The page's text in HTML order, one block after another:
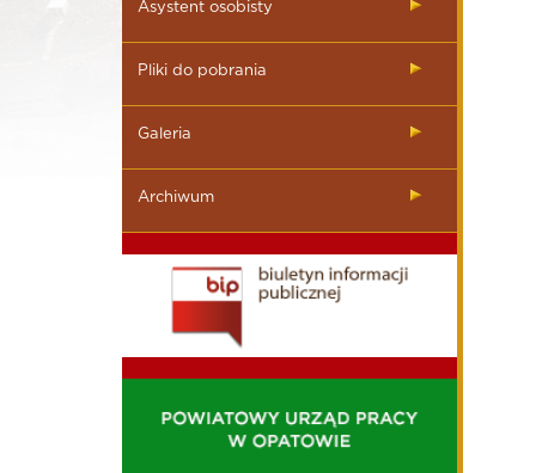
Asystent osobisty
Pliki do pobrania
Galeria
Archiwum